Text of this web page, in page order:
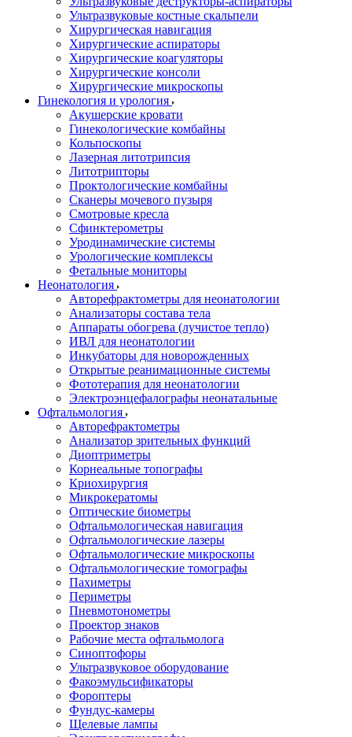
Ультразвуковые костные скальпели
Хирургическая навигация
Хирургические аспираторы
Хирургические коагуляторы
Хирургические консоли
Хирургические микроскопы
Гинекология и урология
Акушерские кровати
Гинекологические комбайны
Кольпоскопы
Лазерная литотрипсия
Литотрипторы
Проктологические комбайны
Сканеры мочевого пузыря
Смотровые кресла
Сфинктерометры
Уродинамические системы
Урологические комплексы
Фетальные мониторы
Неонатология
Авторефрактометры для неонатологии
Анализаторы состава тела
Аппараты обогрева (лучистое тепло)
ИВЛ для неонатологии
Инкубаторы для новорожденных
Открытые реанимационные системы
Фототерапия для неонатологии
Электроэнцефалографы неонатальные
Офтальмология
Авторефрактометры
Анализатор зрительных функций
Диоптриметры
Корнеальные топографы
Криохирургия
Микрокератомы
Оптические биометры
Офтальмологическая навигация
Офтальмологические лазеры
Офтальмологические микроскопы
Офтальмологические томографы
Пахиметры
Периметры
Пневмотонометры
Проектор знаков
Рабочие места офтальмолога
Синоптофоры
Ультразвуковое оборудование
Факоэмульсификаторы
Фороптеры
Фундус-камеры
Щелевые лампы